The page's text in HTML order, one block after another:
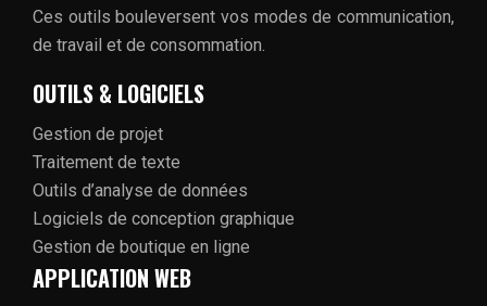
Ces outils bouleversent vos modes de communication,
de travail et de consommation.
OUTILS & LOGICIELS
Gestion de projet
Traitement de texte
Outils d’analyse de données
Logiciels de conception graphique
Gestion de boutique en ligne
APPLICATION WEB